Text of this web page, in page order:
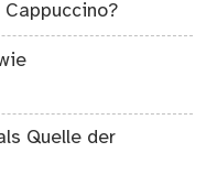
Quelle der